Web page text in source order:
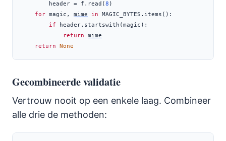
        header
= f.read(8 )
for magic, mime in MAGIC_BYTES.items():
if header.startswith(magic):
return
mime
return
None
Gecombineerde validatie
Vertrouw nooit op een enkele laag. Combineer
alle drie de methoden: